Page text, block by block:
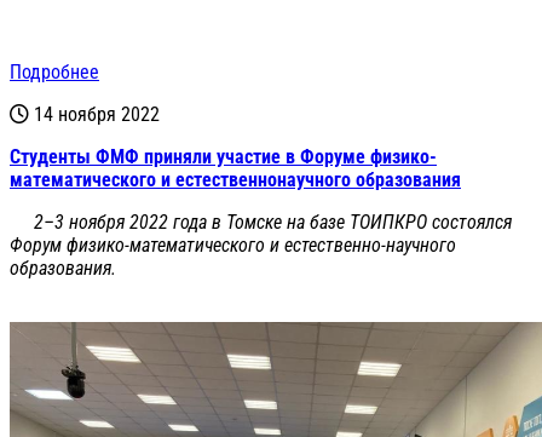
Подробнее
14 ноября 2022
Студенты ФМФ приняли участие в Форуме физико-
математического и естественнонаучного образования
2–3 ноября 2022 года в Томске на базе ТОИПКРО состоялся
Форум физико-математического и естественно-научного
образования.